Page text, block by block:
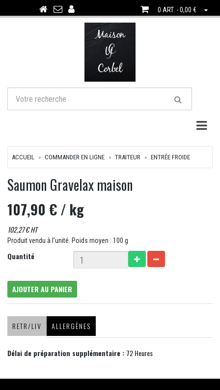
0 ART. - 0,00 €
ACCUEIL COMMANDER EN LIGNE TRAITEUR ENTRÉE FROIDE
Saumon Gravelax maison
107,90 €/ kg
102,27 € HT
Produit vendu à l'unité. Poids moyen : 100 g
Quantité
AJOUTER AU PANIER
RETR/LIV ALLERGÈNES
Délai de préparation supplémentaire : 72 Heures